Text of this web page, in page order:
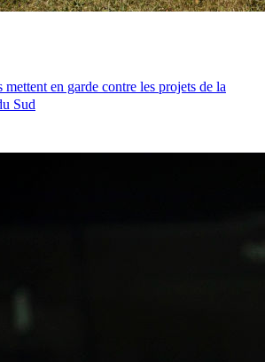
mettent en garde contre les projets de la
Sud